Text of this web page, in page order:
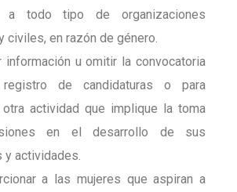
a todo tipo de organizaciones
civiles, en razón de género.
información u omitir la convocatoria
de candidaturas o para
otra actividad que implique la toma
en el desarrollo de sus
y actividades.
a las mujeres que aspiran a